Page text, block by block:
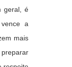
geral, é
a
mais